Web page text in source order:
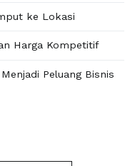
ke Lokasi
Harga Kompetitif
Peluang Bisnis